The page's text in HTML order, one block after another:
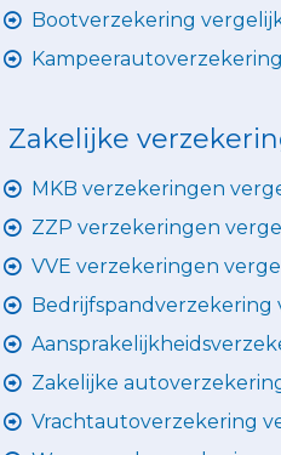
Bootverzekering
Zakelijke
MKB verzekeringen
ZZP verzekeringen
VVE verzekeringen
Bedrijfspandverzekering
Zakelijke
Vrachtautoverzekering